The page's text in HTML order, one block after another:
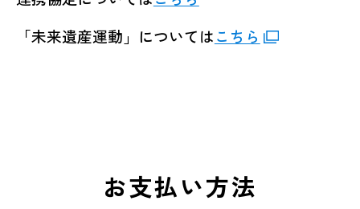
「未来遺産運動」についてはこちら
お支払い方法